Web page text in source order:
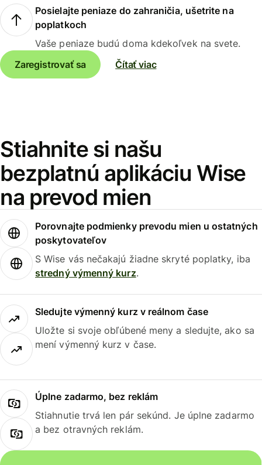
Posielajte peniaze do zahraničia, ušetrite na
poplatkoch
Vaše peniaze budú doma kdekoľvek na svete.
Zaregistrovať sa
Čítať viac
Stiahnite si našu
bezplatnú aplikáciu Wise
na prevod mien
Porovnajte podmienky prevodu mien u ostatných
poskytovateľov
S Wise vás nečakajú žiadne skryté poplatky, iba
stredný výmenný kurz.
Sledujte výmenný kurz v reálnom čase
Uložte si svoje obľúbené meny a sledujte, ako sa
mení výmenný kurz v čase.
Úplne zadarmo, bez reklám
Stiahnutie trvá len pár sekúnd. Je úplne zadarmo
a bez otravných reklám.